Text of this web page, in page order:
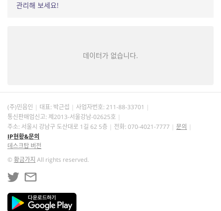
관리해 보세요!
데이터가 없습니다.
(주)민음인 대표: 박근섭 사업자번호: 211-88-33701
통신판매업신고: 제2013-서울강남-02625호
주소: 서울시 강남구 도산대로 1길 62 5층
전화: 070-4021-7777
문의
IP현황&문의
데스크탑 버전
©황금가지 All rights reserved.